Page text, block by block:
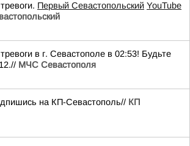
Первый Севастопольский YouTube
в г. Севастополе в 02:53! Будьте
МЧС Севастополя
на КП-Севастополь// КП